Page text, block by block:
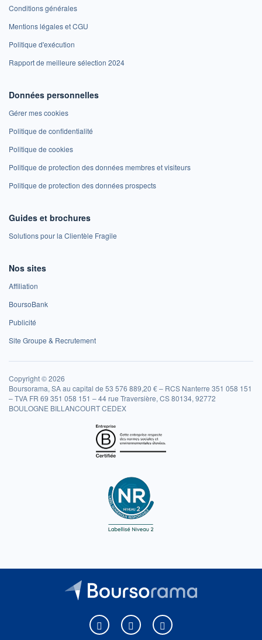
Conditions générales
Mentions légales et CGU
Politique d'exécution
Rapport de meilleure sélection 2024
Données personnelles
Gérer mes cookies
Politique de confidentialité
Politique de cookies
Politique de protection des données membres et visiteurs
Politique de protection des données prospects
Guides et brochures
Solutions pour la Clientèle Fragile
Nos sites
Affiliation
BoursoBank
Publicité
Site Groupe & Recrutement
Copyright © 2026
Boursorama, SA au capital de 53 576 889,20 € – RCS Nanterre 351 058 151
– TVA FR 69 351 058 151 – 44 rue Traversière, CS 80134, 92772
BOULOGNE BILLANCOURT CEDEX
Boursorama sur Facebook
Boursorama sur XBoursorama sur